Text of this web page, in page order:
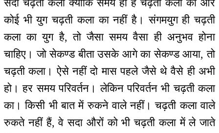
सदा चढ़ती कला क्योंकि समय ही है चढ़ती कला का और
कोई भी युग चढ़ती कला का नहीं है। संगमयुग ही चढ़ती
कला का युग है, तो जैसा समय वैसा ही अनुभव होना
चाहिए। जो सेकण्ड बीता उसके आगे का सेकण्ड आया, तो
चढ़ती कला। ऐसे नहीं दो मास पहले जैसे थे वैसे ही अभी
हो। हर समय परिवर्तन। लेकिन परिवर्तन भी चढ़ती कला
का। किसी भी बात में रुकने वाले नहीं। चढ़ती कला वाले
रुकते नहीं हैं, वे सदा औरों को भी चढ़ती कला में ले जाते